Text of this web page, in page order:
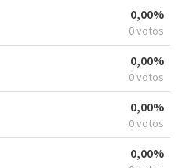
0,00%
0 votos
0,00%
0 votos
0,00%
0 votos
0,00%